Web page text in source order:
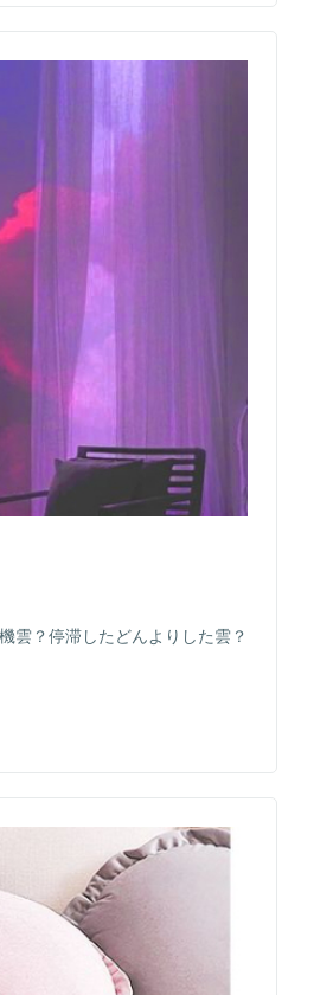
雲？停滞したどんよりした雲？